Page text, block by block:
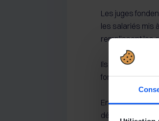
Les juges
les salariés mis
remplissent les
Ils rappellent
fondées sur un
En
déterminer si